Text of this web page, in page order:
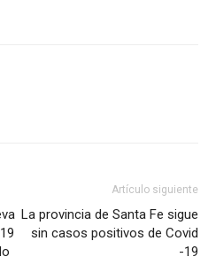
Artículo siguiente
La provincia de Santa Fe sigue
sin casos positivos de Covid
-19